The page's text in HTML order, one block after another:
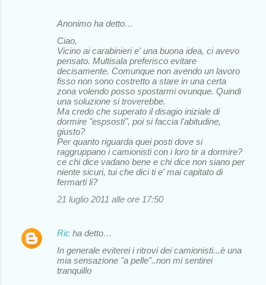
Anonimo ha detto…
Ciao,
Vicino ai carabinieri e' una buona idea, ci avevo
pensato. Multisala preferisco evitare
decisamente. Comunque non avendo un lavoro
fisso non sono costretto a stare in una certa
zona volendo posso spostarmi ovunque. Quindi
una soluzione si troverebbe.
Ma credo che superato il disagio iniziale di
dormire "espsosti", poi si faccia l'abitudine,
giusto?
Per quanto riguarda quei posti dove si
raggruppano i camionisti con i loro tir a dormire?
ce chi dice vadano bene e chi dice non siano per
niente sicuri, tui che dici ti e' mai capitato di
fermarti li?
21 luglio 2011 alle ore 17:50
Ric ha detto…
In generale eviterei i ritrovi dei camionisti...è una
mia sensazione "a pelle"..non mi sentirei
tranquillo